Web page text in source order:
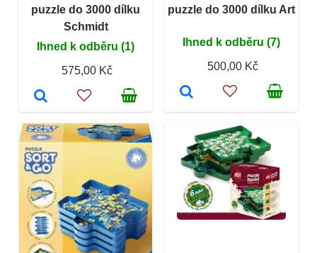
puzzle do 3000 dílku
Schmidt
Ihned k odběru (1)
575,00 Kč
puzzle do 3000 dílku Art
Ihned k odběru (7)
500,00 Kč